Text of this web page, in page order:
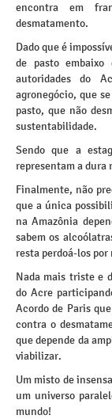
encontra em
desmatamento.
Dado que é
de pasto
autoridades do
agronegócio, que
pasto, que não
sustentabilidade.
Sendo que a
representam a dura
Finalmente, não
que a única
na Amazônia
sabem os
resta perdoá-los por
Nada mais triste e
do Acre
Acordo de Paris
contra o
que depende da
viabilizar.
Um misto de
um universo
mundo!